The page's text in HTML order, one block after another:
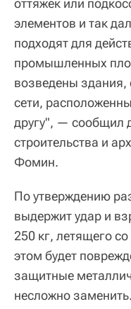
оттяжек или
элементов и так
подходят для
промышленных
возведены
сети,
другу", — сообщил
строительства и
Фомин.
По утверждению
выдержит удар и
250 кг, летящего
этом будет
защитные
несложно заменить.